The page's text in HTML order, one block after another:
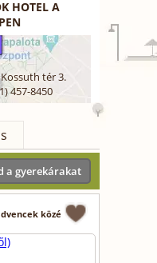
HOTEL A
Kossuth tér 3.
457-8450
a gyerekárakat
közé